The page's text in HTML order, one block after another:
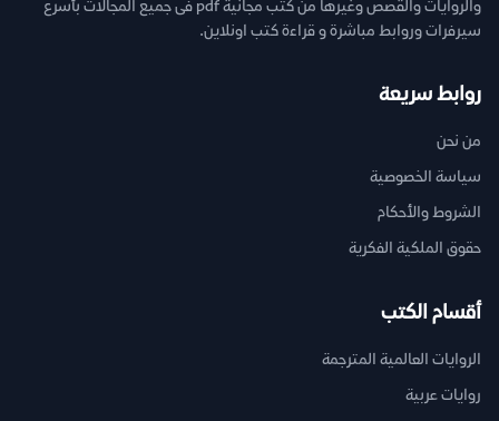
والروايات والقصص وغيرها من كتب مجانية pdf فى جميع المجالات بأسرع
سيرفرات وروابط مباشرة و قراءة كتب اونلاين.
روابط سريعة
من نحن
سياسة الخصوصية
الشروط والأحكام
حقوق الملكية الفكرية
أقسام الكتب
الروايات العالمية المترجمة
روايات عربية